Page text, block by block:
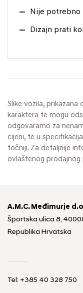
Nije potrebno
Dizajn prati
Slike vozila,
karaktera te mogu
odgovaramo za
cijeni, te u
točniji. Za detaljnije
ovlaštenog prodajnog
A.M.C. Međimurje
Športska ulica 8,
Republika Hrvatska
Tel: +385 40 328 750